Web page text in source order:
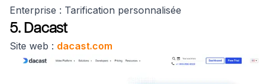
Enterprise : Tarification personnalisée
5. Dacast
Site web : dacast.com